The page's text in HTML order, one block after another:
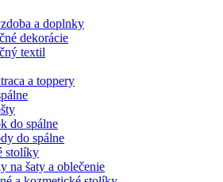
a doplnky
dekorácie
textil
a toppery
do spálne
do spálne
stolíky
na šaty a oblečenie